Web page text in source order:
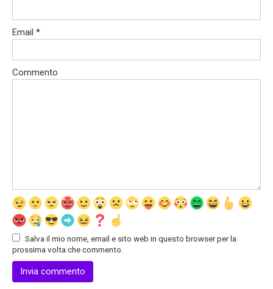
Email *
Commento
Salva il mio nome, email e sito web in questo browser per la
prossima volta che commento.